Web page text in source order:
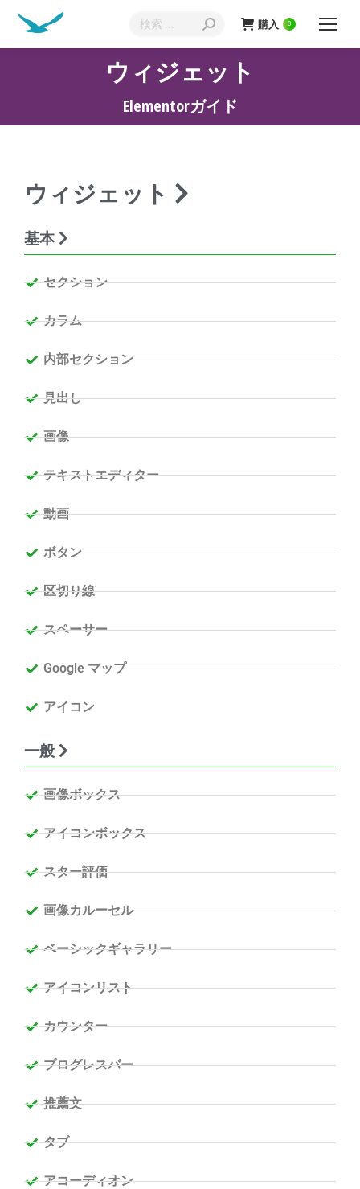
購入 0
ウィジェット
Elementorガイド
現在地:
ウィジェット
基本
セクション
カラム
内部セクション
見出し
画像
テキストエディター
動画
ボタン
区切り線
スペーサー
Google マップ
アイコン
一般
画像ボックス
アイコンボックス
スター評価
画像カルーセル
ベーシックギャラリー
アイコンリスト
カウンター
プログレスバー
推薦文
タブ
アコーディオン